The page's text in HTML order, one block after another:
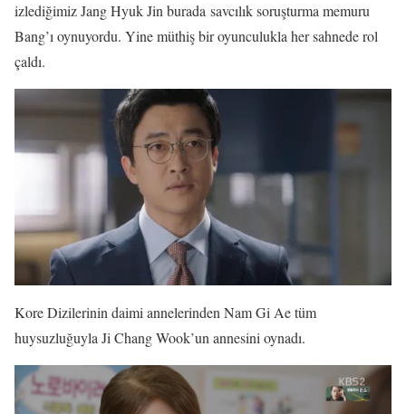
izlediğimiz Jang Hyuk Jin burada savcılık soruşturma memuru
Bang’ı oynuyordu. Yine müthiş bir oyunculukla her sahnede rol
çaldı.
Kore Dizilerinin daimi annelerinden Nam Gi Ae tüm
huysuzluğuyla Ji Chang Wook’un annesini oynadı.